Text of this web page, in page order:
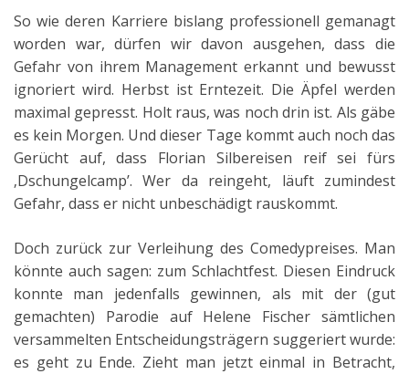
So wie deren Karriere bislang professionell gemanagt
worden war, dürfen wir davon ausgehen, dass die
Gefahr von ihrem Management erkannt und bewusst
ignoriert wird. Herbst ist Erntezeit. Die Äpfel werden
maximal gepresst. Holt raus, was noch drin ist. Als gäbe
es kein Morgen. Und dieser Tage kommt auch noch das
Gerücht auf, dass Florian Silbereisen reif sei fürs
‚Dschungelcamp’. Wer da reingeht, läuft zumindest
Gefahr, dass er nicht unbeschädigt rauskommt.
Doch zurück zur Verleihung des Comedypreises. Man
könnte auch sagen: zum Schlachtfest. Diesen Eindruck
konnte man jedenfalls gewinnen, als mit der (gut
gemachten) Parodie auf Helene Fischer sämtlichen
versammelten Entscheidungsträgern suggeriert wurde:
es geht zu Ende. Zieht man jetzt einmal in Betracht,